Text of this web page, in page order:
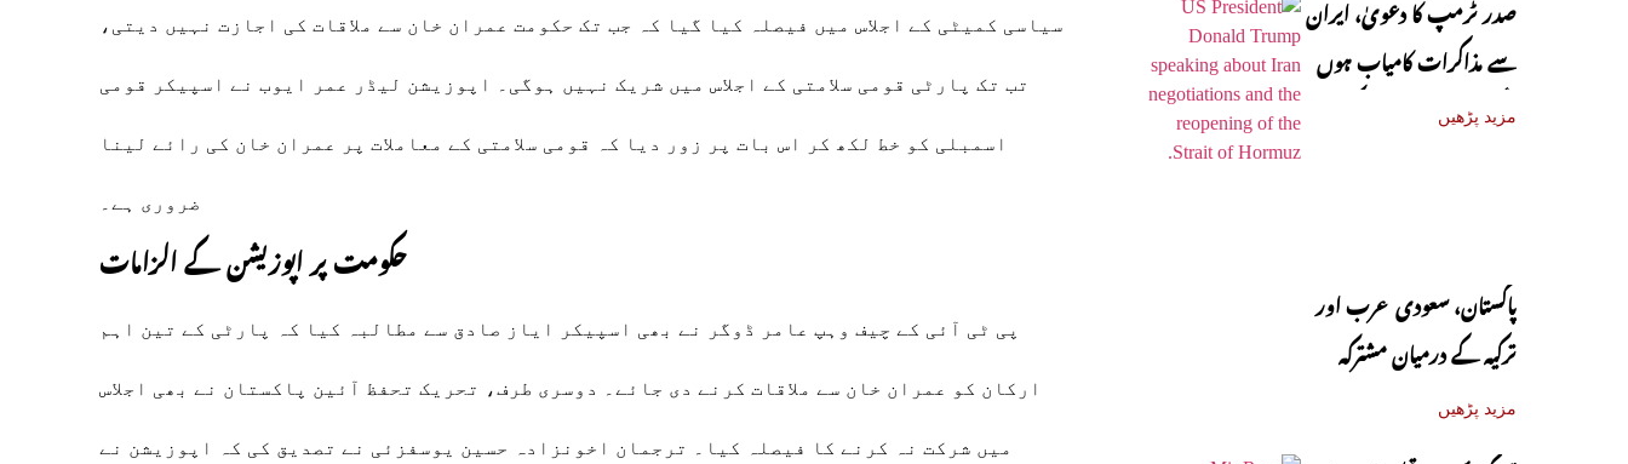
سیاسی کمیٹی کے اجلاس میں فیصلہ کیا گیا کہ جب تک حکومت عمران خان سے ملاقات کی اجازت نہیں دیتی،
تب تک پارٹی قومی سلامتی کے اجلاس میں شریک نہیں ہوگی۔ اپوزیشن لیڈر عمر ایوب نے اسپیکر قومی
اسمبلی کو خط لکھ کر اس بات پر زور دیا کہ قومی سلامتی کے معاملات پر عمران خان کی رائے لینا
ضروری ہے۔
حکومت پر اپوزیشن کے الزامات
پی ٹی آئی کے چیف وہپ عامر ڈوگر نے بھی اسپیکر ایاز صادق سے مطالبہ کیا کہ پارٹی کے تین اہم
ارکان کو عمران خان سے ملاقات کرنے دی جائے۔ دوسری طرف، تحریک تحفظ آئین پاکستان نے بھی اجلاس
میں شرکت نہ کرنے کا فیصلہ کیا۔ ترجمان اخونزادہ حسین یوسفزئی نے تصدیق کی کہ اپوزیشن نے
صدر ٹرمپ کا دعویٰ، ایران
سے مذاکرات کامیاب ہوں
گے، آبنائے ہرمز جلد کھل
مزید پڑھیں
پاکستان، سعودی عرب اور
ترکیہ کے درمیان مشترکہ
دفاعی معاہدہ آج متوقع
مزید پڑھیں